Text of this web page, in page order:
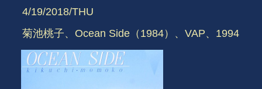
4/19/2018/THU
菊池桃子、Ocean Side（1984）、VAP、1994